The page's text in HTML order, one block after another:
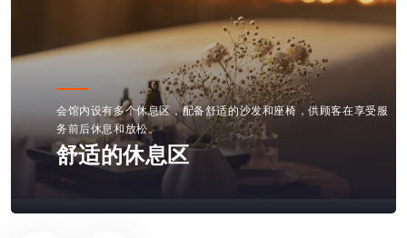
内部装修融合现代设计元素，使用柔和的色调和温馨的照明，营造
出一种优雅而宁静的氛围。
现代化的装修风格